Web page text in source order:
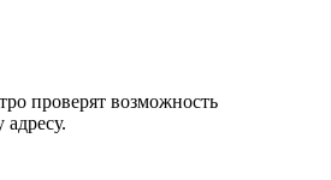
проверят возможность